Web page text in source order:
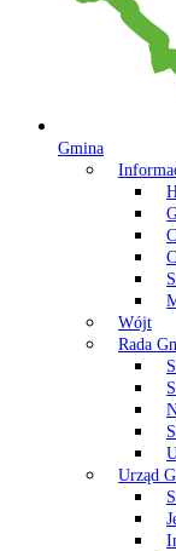
Gmina
Wójt
Rada
Urząd